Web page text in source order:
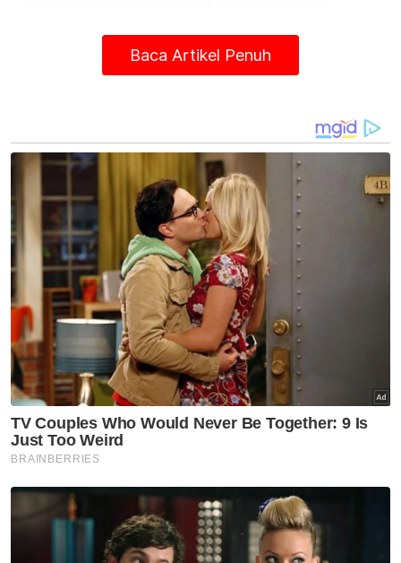
Menurut Faiz, usaha menggilap tekong muda
itu sejajar dengan sasaran Kementerian
sektor akuakultur sebanyak 40 peratus
menjelang 2040.
Beliau memberitahu, penggunaan teknologi
penarik kepada penglibatan golongan muda,
sekaligus mampu mentransformasikan
industri akuakultur ke suatu tahap lebih
Baca Artikel Penuh